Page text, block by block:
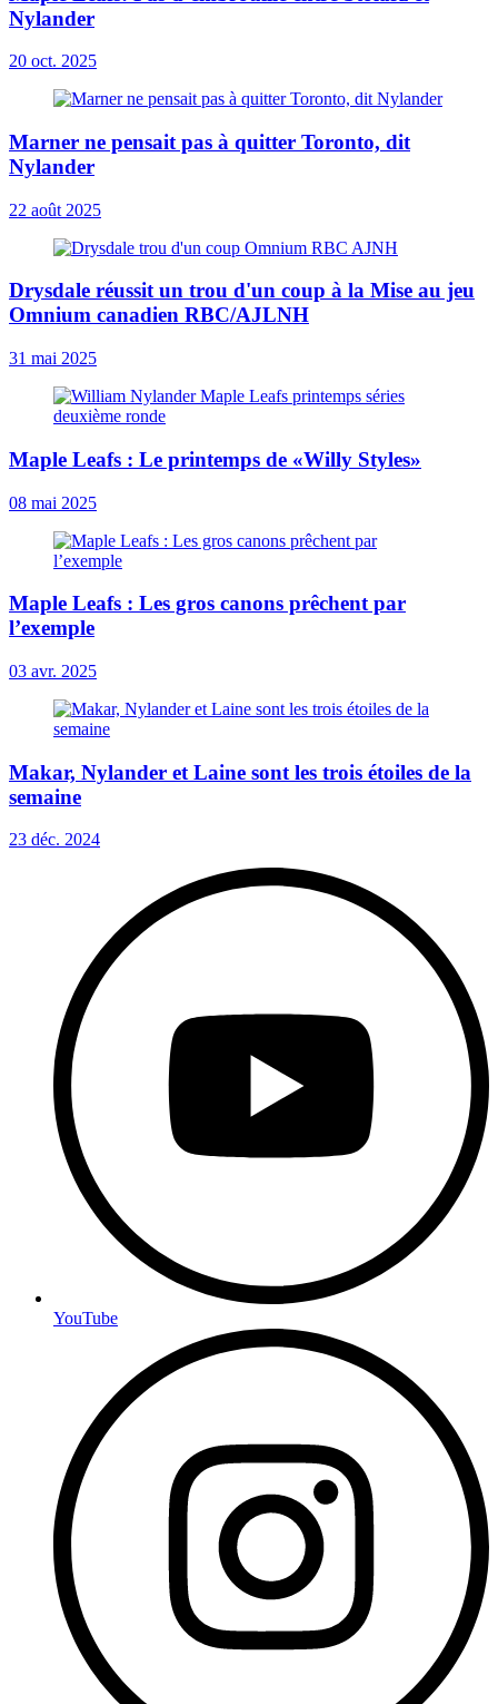
Nylander
20 oct. 2025
Marner ne pensait pas à quitter Toronto, dit
Nylander
22 août 2025
Drysdale réussit un trou d'un coup à la Mise au jeu
Omnium canadien RBC/AJLNH
31 mai 2025
Maple Leafs : Le printemps de «Willy Styles»
08 mai 2025
Maple Leafs : Les gros canons prêchent par
l’exemple
03 avr. 2025
Makar, Nylander et Laine sont les trois étoiles de la
semaine
23 déc. 2024
YouTube